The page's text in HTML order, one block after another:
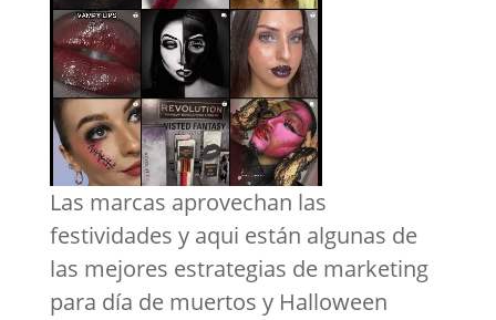
Las marcas aprovechan las
festividades y aqui están algunas de
las mejores estrategias de marketing
para día de muertos y Halloween